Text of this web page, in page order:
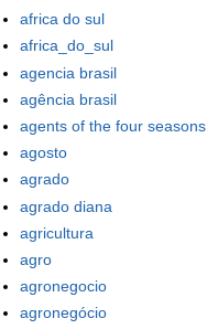
africa do sul
africa_do_sul
agencia brasil
agência brasil
agents of the four seasons
agosto
agrado
agrado diana
agricultura
agro
agronegocio
agronegócio